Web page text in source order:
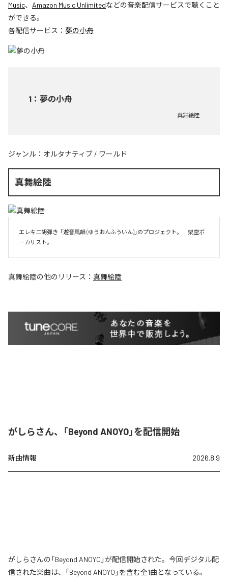
Music、 Amazon Music Unlimitedなどの音楽配信サービスで聴くこと
ができる。
各配信サービス： 夢の小舟
1 ： 夢の小舟
真舞絵陸
ジャンル： オルタナティブ / ワールド
真舞絵陸
エレキ二胡弾き  「遊音風韻 (ゆうおんふういん)」のプロジェクト。　架空ボ
ーカリスト。
真舞絵陸の他のリリース： 真舞絵陸
がしらさん、「Beyond ANOYO」を配信開始
新曲情報 2026.8.9
がしらさんの「Beyond ANOYO」が配信開始された。今回デジタル配
信された楽曲は、「Beyond ANOYO」を含む全1曲となっている。